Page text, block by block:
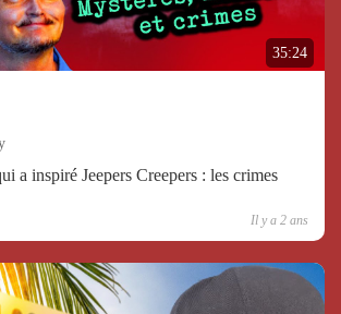
35:24
a inspiré Jeepers Creepers : les crimes
Il y a 2 ans